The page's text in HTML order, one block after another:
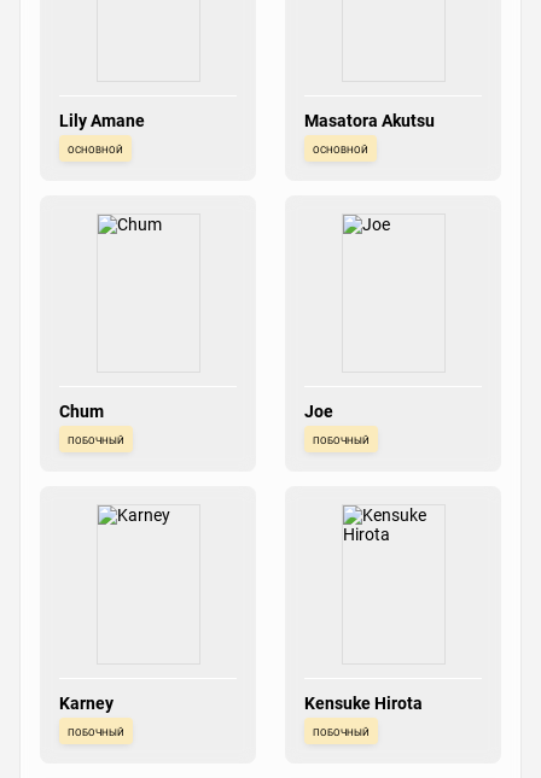
Lily Amane
основной
Masatora Akutsu
основной
Chum
побочный
Joe
побочный
Karney
побочный
Kensuke Hirota
побочный